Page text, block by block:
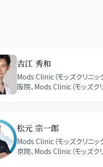
吉江 秀和
Mods Clinic（モッズクリニッ
阪院、Mods Clinic（モッズク
松元 宗一郎
Mods Clinic（モッズクリニッ
京院、Mods Clinic（モッズク